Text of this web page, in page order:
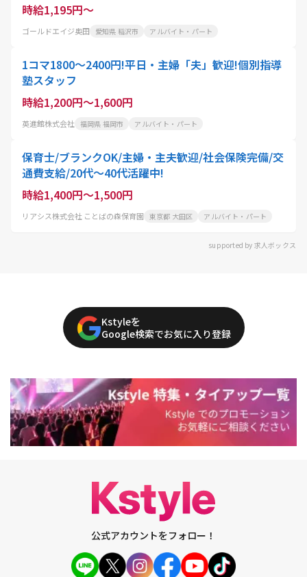
時給1,195円～
ゴールドエイジ奥田 愛知県 稲沢市 アルバイト・パート
1コマ1800～2400円!平日・主婦「夫」歓迎!個別指導
塾スタッフ
時給1,200円～1,600円
英進館株式会社 福岡県 福岡市 アルバイト・パート
保育士/ブランクOK/主婦・主夫歓迎/社会保険完備/交
通費支給/20代～40代活躍中!
時給1,400円～1,500円
リアシス株式会社 ことばの森保育園 東京都 大田区 アルバイト・パート
supported by 求人ボックス
Kstyleを
Google検索でお気に入り登録
公式アカウントをフォロー！